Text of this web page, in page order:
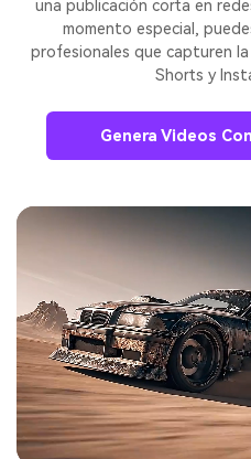
una publicación corta en
momento especial,
profesionales que capturen
Shorts y
Genera Videos